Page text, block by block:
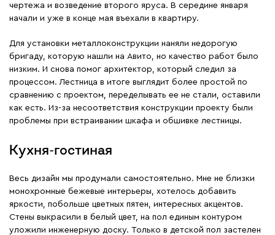
чертежа и возведение второго яруса. В середине января
начали и уже в конце мая въехали в квартиру.
Для установки металлоконструкции наняли недорогую
бригаду, которую нашли на Авито, но качество работ было
низким. И снова помог архитектор, который следил за
процессом. Лестница в итоге выглядит более простой по
сравнению с проектом, переделывать ее не стали, оставили
как есть. Из-за несоответствия конструкции проекту были
проблемы при встраивании шкафа и обшивке лестницы.
Кухня-гостиная
Весь дизайн мы продумали самостоятельно. Мне не близки
монохромные бежевые интерьеры, хотелось добавить
яркости, побольше цветных пятен, интересных акцентов.
Стены выкрасили в белый цвет, на пол единым контуром
уложили инженерную доску. Только в детской пол застелен